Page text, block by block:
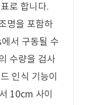
로 합니다.
명을 포함하
서 구동될 수
수량을 검사
인식 기능이
10cm 사이